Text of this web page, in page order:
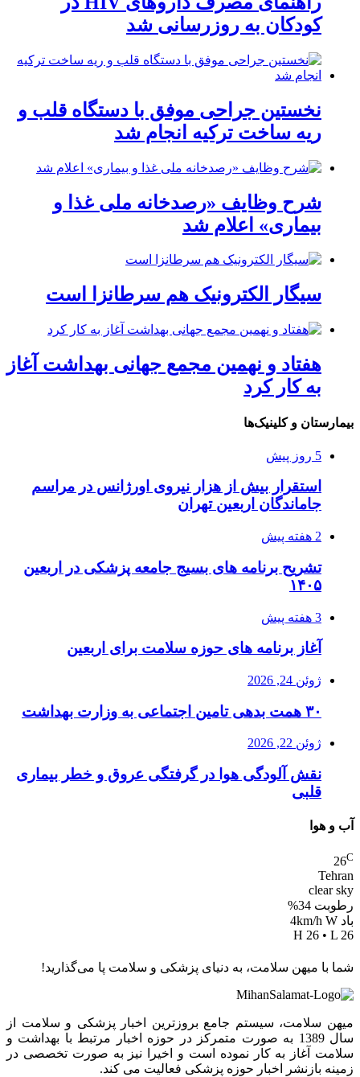
کودکان به روزرسانی شد
نخستین جراحی موفق با دستگاه قلب و
ریه ساخت ترکیه انجام شد
شرح وظایف «رصدخانه ملی غذا و
بیماری» اعلام شد
سیگار الکترونیک هم سرطانزا است
هفتاد و نهمین مجمع جهانی بهداشت آغاز
به کار کرد
بیمارستان و کلینیک‌ها
5 روز پیش
استقرار بیش از هزار نیروی اورژانس در مراسم
جاماندگان اربعین تهران
2 هفته پیش
تشریح برنامه های بسیج جامعه پزشکی در اربعین
۱۴۰۵
3 هفته پیش
آغاز برنامه های حوزه سلامت برای اربعین
ژوئن 24, 2026
۳۰ همت بدهی تامین اجتماعی به وزارت بهداشت
ژوئن 22, 2026
نقش آلودگی هوا در گرفتگی عروق و خطر بیماری
قلبی
آب و هوا
26C
Tehran
clear sky
رطوبت 34%
باد 4km/h W
H 26 • L 26
شما با میهن سلامت، به دنیای پزشکی و سلامت پا می‌گذارید!
میهن سلامت، سیستم جامع بروزترین اخبار پزشکی و سلامت از
سال 1389 به صورت متمرکز در حوزه اخبار مرتبط با بهداشت و
سلامت آغاز به کار نموده است و اخیرا نیز به صورت تخصصی در
زمینه بازنشر اخبار حوزه پزشکی فعالیت می کند.